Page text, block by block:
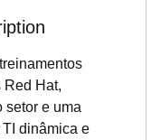
Red Hat,
setor e uma
dinâmica e